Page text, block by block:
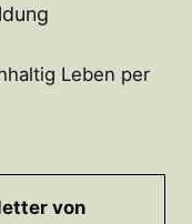
Leben per
von